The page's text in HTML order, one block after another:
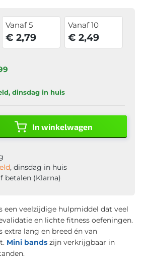
Vanaf 5
€ 2,79
Vanaf 10
€ 2,49
, dinsdag in huis
In winkelwagen
, dinsdag in huis
betalen (Klarna)
een veelzijdige hulpmiddel dat veel
en lichte fitness oefeningen.
extra lang en breed én van
Mini bands zijn verkrijgbaar in